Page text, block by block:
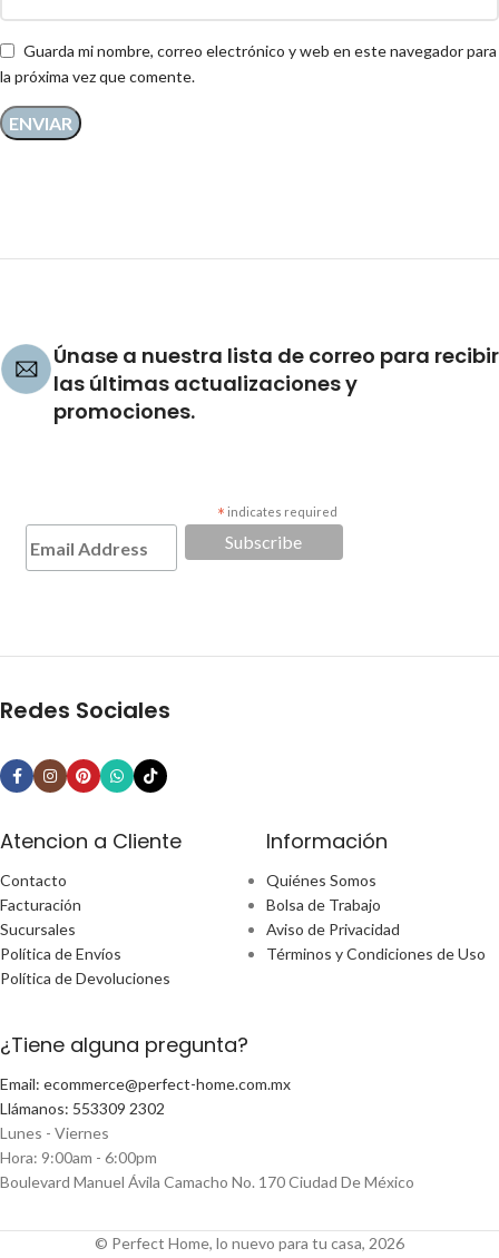
Guarda mi nombre, correo electrónico y web en este navegador para
la próxima vez que comente.
Únase a nuestra lista de correo para recibir
las últimas actualizaciones y
promociones.
* indicates required
Redes Sociales
Atencion a Cliente
Contacto
Facturación
Sucursales
Política de Envíos
Política de Devoluciones
Información
Quiénes Somos
Bolsa de Trabajo
Aviso de Privacidad
Términos y Condiciones de Uso
¿Tiene alguna pregunta?
Email: ecommerce@perfect-home.com.mx
Llámanos: 553309 2302
Lunes - Viernes
Hora: 9:00am - 6:00pm
Boulevard Manuel Ávila Camacho No. 170 Ciudad De México
© Perfect Home, lo nuevo para tu casa, 2026